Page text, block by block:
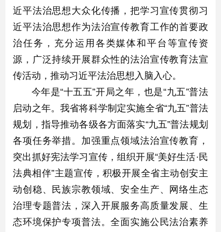
近平法治思想大众化传播，把学习宣传贯彻习
近平法治思想作为法治宣传教育工作的首要政
治任务，充分运用各类媒体和平台等宣传资
源，广泛持续开展群众性的法治宣传教育法宣
传活动，推动习近平法治思想入脑入心。
今年是“十五五”开局之年，也是“九五”普法
启动之年。我省将科学制定实施全省“九五”普法
规划，指导推动各级各方面落实“九五”普法规划
各项任务举措。加强重点领域法治宣传教育，
突出抓好宪法学习宣传，组织开展“美好生活·民
法典相伴”主题宣传，积极开展全省主动创安主
动创稳、民族宗教领域、安全生产、网络生态
治理专题普法，深入开展服务高质量发展、生
态环境保护专项普法。全面实施公民法治素养